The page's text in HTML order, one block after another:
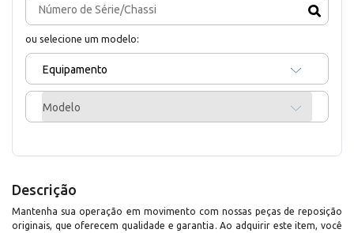
ou selecione um modelo:
Equipamento
Modelo
Descrição
Mantenha sua operação em movimento com nossas peças de reposição
originais, que oferecem qualidade e garantia. Ao adquirir este item, você